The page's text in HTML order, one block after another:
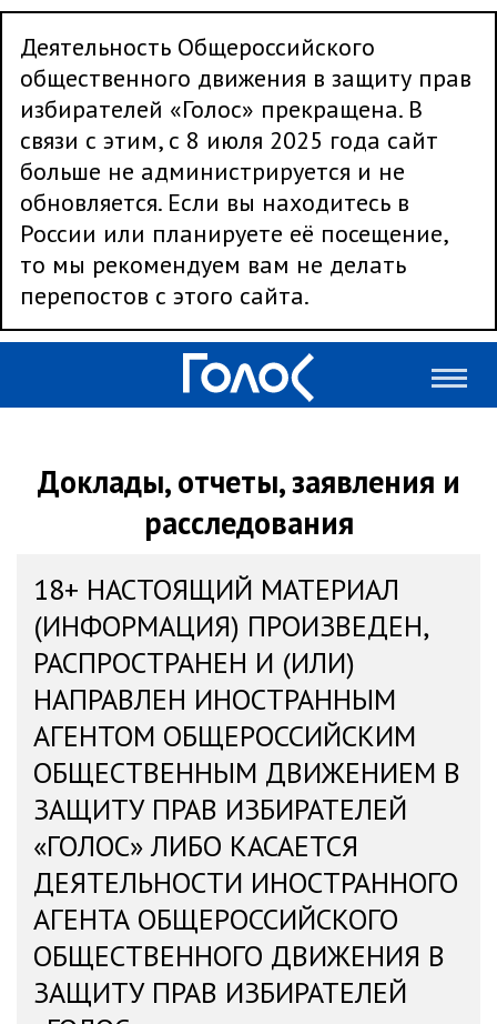
Деятельность Общероссийского
общественного движения в защиту прав
избирателей «Голос» прекращена. В
связи с этим, с 8 июля 2025 года сайт
больше не администрируется и не
обновляется. Если вы находитесь в
России или планируете её посещение,
то мы рекомендуем вам не делать
перепостов с этого сайта.
Доклады, отчеты, заявления и
расследования
18+ НАСТОЯЩИЙ МАТЕРИАЛ
(ИНФОРМАЦИЯ) ПРОИЗВЕДЕН,
РАСПРОСТРАНЕН И (ИЛИ)
НАПРАВЛЕН ИНОСТРАННЫМ
АГЕНТОМ ОБЩЕРОССИЙСКИМ
ОБЩЕСТВЕННЫМ ДВИЖЕНИЕМ В
ЗАЩИТУ ПРАВ ИЗБИРАТЕЛЕЙ
«ГОЛОС» ЛИБО КАСАЕТСЯ
ДЕЯТЕЛЬНОСТИ ИНОСТРАННОГО
АГЕНТА ОБЩЕРОССИЙСКОГО
ОБЩЕСТВЕННОГО ДВИЖЕНИЯ В
ЗАЩИТУ ПРАВ ИЗБИРАТЕЛЕЙ